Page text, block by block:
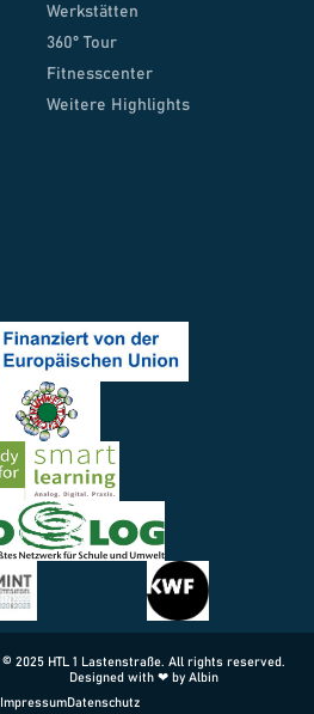
Werkstätten
360° Tour
Fitnesscenter
Weitere Highlights
© 2025 HTL 1 Lastenstraße. All rights reserved.
Designed with ❤ by Albin
ImpressumDatenschutz